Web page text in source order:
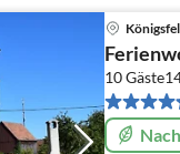
10 Gäste